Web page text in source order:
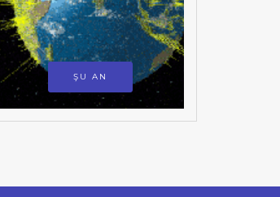
ŞU AN